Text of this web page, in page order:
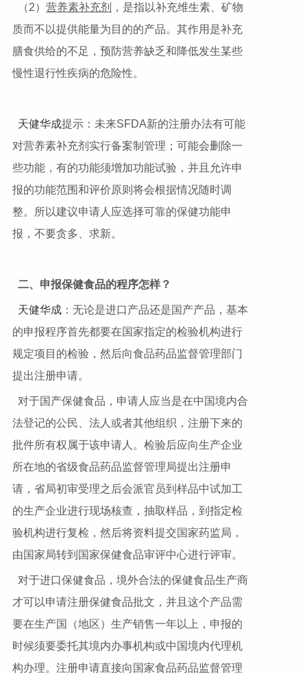
（2） 营养素补充剂
，是指以补充维生素、矿物
质而不以提供能量为目的的产品。其作用是补充
膳食供给的不足，预防营养缺乏和降低发生某些
慢性退行性疾病的危险性。
天健华成提示：未来SFDA新的注册办法有可能
对营养素补充剂实行备案制管理；可能会删除一
些功能，有的功能须增加功能试验，并且允许申
报的功能范围和评价原则将会根据情况随时调
整。所以建议申请人应选择可靠的保健功能申
报，不要贪多、求新。
二、申报保健食品的程序怎样？
天健华成：无论是进口产品还是国产产品，基本
的申报程序首先都要在国家指定的检验机构进行
规定项目的检验，然后向食品药品监督管理部门
提出注册申请。
对于国产保健食品，申请人应当是在中国境内合
法登记的公民、法人或者其他组织，注册下来的
批件所有权属于该申请人。检验后应向生产企业
所在地的省级食品药品监督管理局提出注册申
请，省局初审受理之后会派官员到样品中试加工
的生产企业进行现场核查，抽取样品，到指定检
验机构进行复检，然后将资料提交国家药监局，
由国家局转到国家保健食品审评中心进行评审。
对于进口保健食品，境外合法的保健食品生产商
才可以申请注册保健食品批文，并且这个产品需
要在生产国（地区）生产销售一年以上，申报的
时候须要委托其境内办事机构或中国境内代理机
构办理。注册申请直接向国家食品药品监督管理